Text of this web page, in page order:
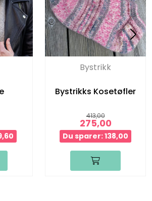
Bystrikk
Bystrikks Kosetøfler
413,00
275,00
Du sparer: 138,00